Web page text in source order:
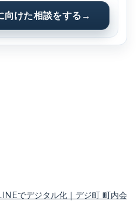
向けた相談をする →
でデジタル化｜デジ町 町内会